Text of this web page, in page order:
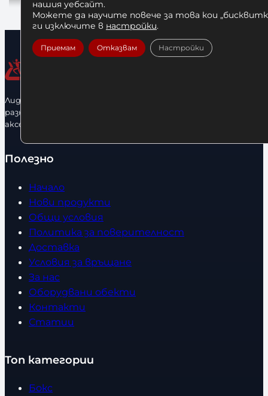
Лидерфитнес е водещ вносител и представител на голямо
разнообразие от бойна екипировка, фитнес уреди и
аксесоари.
Полезно
Начало
Нови продукти
Общи условия
Политика за поверителност
Доставка
Условия за връщане
За нас
Оборудвани обекти
Контакти
Статии
Топ категории
Бокс
нашия уебсайт.
Можете да научите повече за това кои
ги изключите в настройки.
Приемам Отказвам Настройки